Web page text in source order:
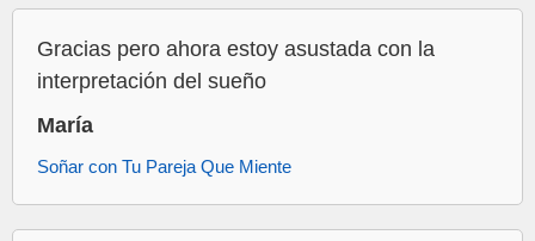
Gracias pero ahora estoy asustada con la
interpretación del sueño
María
Soñar con Tu Pareja Que Miente